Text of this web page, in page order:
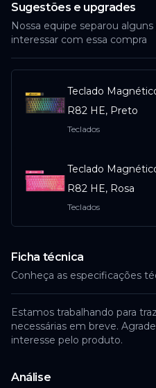
Sugestões e upgrades
Nossa equipe separou
interessar com essa compra
Teclado
R82 HE, Preto
Teclados
Teclado
R82 HE, Rosa
Teclados
Ficha técnica
Conheça as especificações
Estamos trabalhando para
necessárias em breve.
interesse pelo produto.
Análise